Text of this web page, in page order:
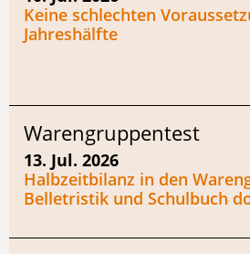
Keine schlechten
Jahreshälfte
Warengruppentest
13. Jul. 2026
Halbzeitbilanz in den
Belletristik und Schulbuch